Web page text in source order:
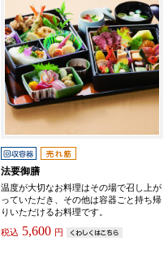
法要御膳
温度が大切なお料理はその場で召し上が
っていただき、その他は容器ごと持ち帰
りいただけるお料理です。
税込 5,600 円